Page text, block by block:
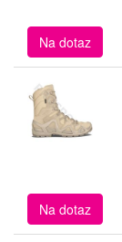
Na dotaz
Na dotaz